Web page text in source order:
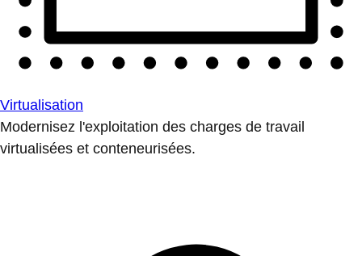
Virtualisation
Modernisez l'exploitation des charges de travail
virtualisées et conteneurisées.